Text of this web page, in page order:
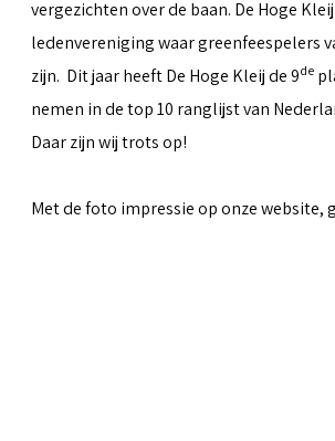
vergezichten over de baan. De Hoge
ledenvereniging waar greenfeespelers
zijn. Dit jaar heeft De Hoge Kleij de 9de
nemen in de top 10 ranglijst van
Daar zijn wij trots op!
Met de foto impressie op onze website,